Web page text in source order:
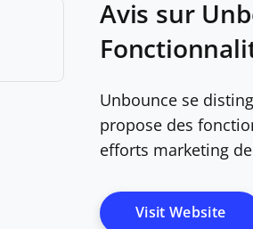
Avis sur
Unbounce se
propose des
efforts marketing
Visit Website